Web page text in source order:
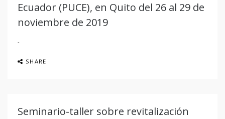
Ecuador (PUCE), en Quito del 26 al 29 de
noviembre de 2019
SHARE
Seminario-taller sobre revitalización